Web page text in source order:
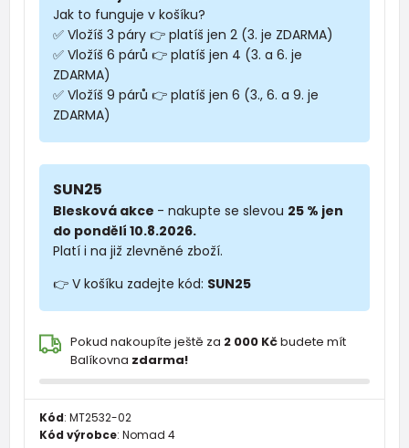
Jak to funguje v košíku?
✅ Vložíš 3 páry 👉 platíš jen 2 (3. je ZDARMA)
✅ Vložíš 6 párů 👉 platíš jen 4 (3. a 6. je
ZDARMA)
✅ Vložíš 9 párů 👉 platíš jen 6 (3., 6. a 9. je
ZDARMA)
SUN25
Blesková akce - nakupte se slevou 25 % jen
do pondělí 10.8.2026.
Platí i na již zlevněné zboží.
👉 V košíku zadejte kód: SUN25
Pokud nakoupíte ještě za 2 000 Kčbudete mít
Balíkovna zdarma!
Kód: MT2532-02
Kód výrobce: Nomad 4